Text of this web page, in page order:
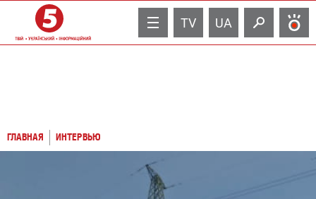
TV UA
ГЛАВНАЯ ИНТЕРВЬЮ